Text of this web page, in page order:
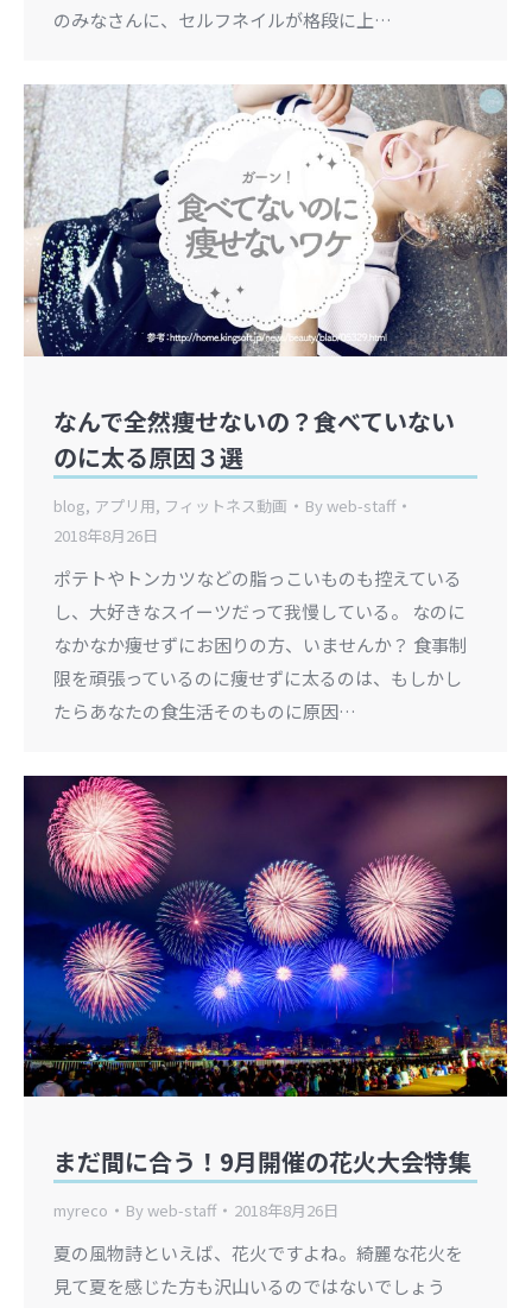
のみなさんに、セルフネイルが格段に上…
なんで全然痩せないの？食べていない
のに太る原因３選
blog, アプリ用, フィットネス動画 Byweb-staff
2018年8月26日
ポテトやトンカツなどの脂っこいものも控えている
し、大好きなスイーツだって我慢している。 なのに
なかなか痩せずにお困りの方、いませんか？ 食事制
限を頑張っているのに痩せずに太るのは、もしかし
たらあなたの食生活そのものに原因…
まだ間に合う！9月開催の花火大会特集
myreco Byweb-staff 2018年8月26日
夏の風物詩といえば、花火ですよね。綺麗な花火を
見て夏を感じた方も沢山いるのではないでしょう